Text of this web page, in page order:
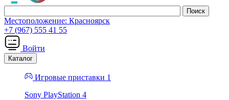
Местоположение: Красноярск
+7 (967) 555 41 55
Войти
Каталог
Игровые приставки 1
Sony PlayStation 4